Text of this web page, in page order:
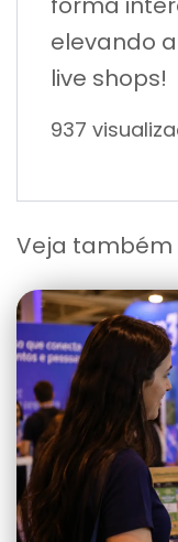
elevando
live shops!
937
Veja também